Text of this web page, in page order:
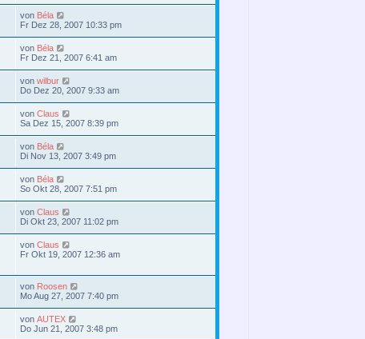
von Béla
Fr Dez 28, 2007 10:33 pm
von Béla
Fr Dez 21, 2007 6:41 am
von wilbur
Do Dez 20, 2007 9:33 am
von Claus
Sa Dez 15, 2007 8:39 pm
von Béla
Di Nov 13, 2007 3:49 pm
von Béla
So Okt 28, 2007 7:51 pm
von Claus
Di Okt 23, 2007 11:02 pm
von Claus
Fr Okt 19, 2007 12:36 am
von Roosen
Mo Aug 27, 2007 7:40 pm
von AUTEX
Do Jun 21, 2007 3:48 pm